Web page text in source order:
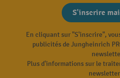
S'inscrire
En cliquant sur "S'inscrire",
publicités de Jungheinrich
Plus d'informations sur le
newsletter